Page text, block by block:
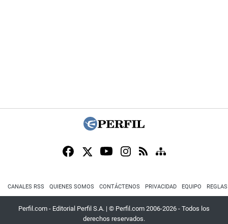
CANALES RSS QUIENES SOMOS CONTÁCTENOS PRIVACIDAD EQUIPO
Perfil.com - Editorial Perfil S.A. | © Perfil.com 2006-2026 - Todos los
derechos reservados.